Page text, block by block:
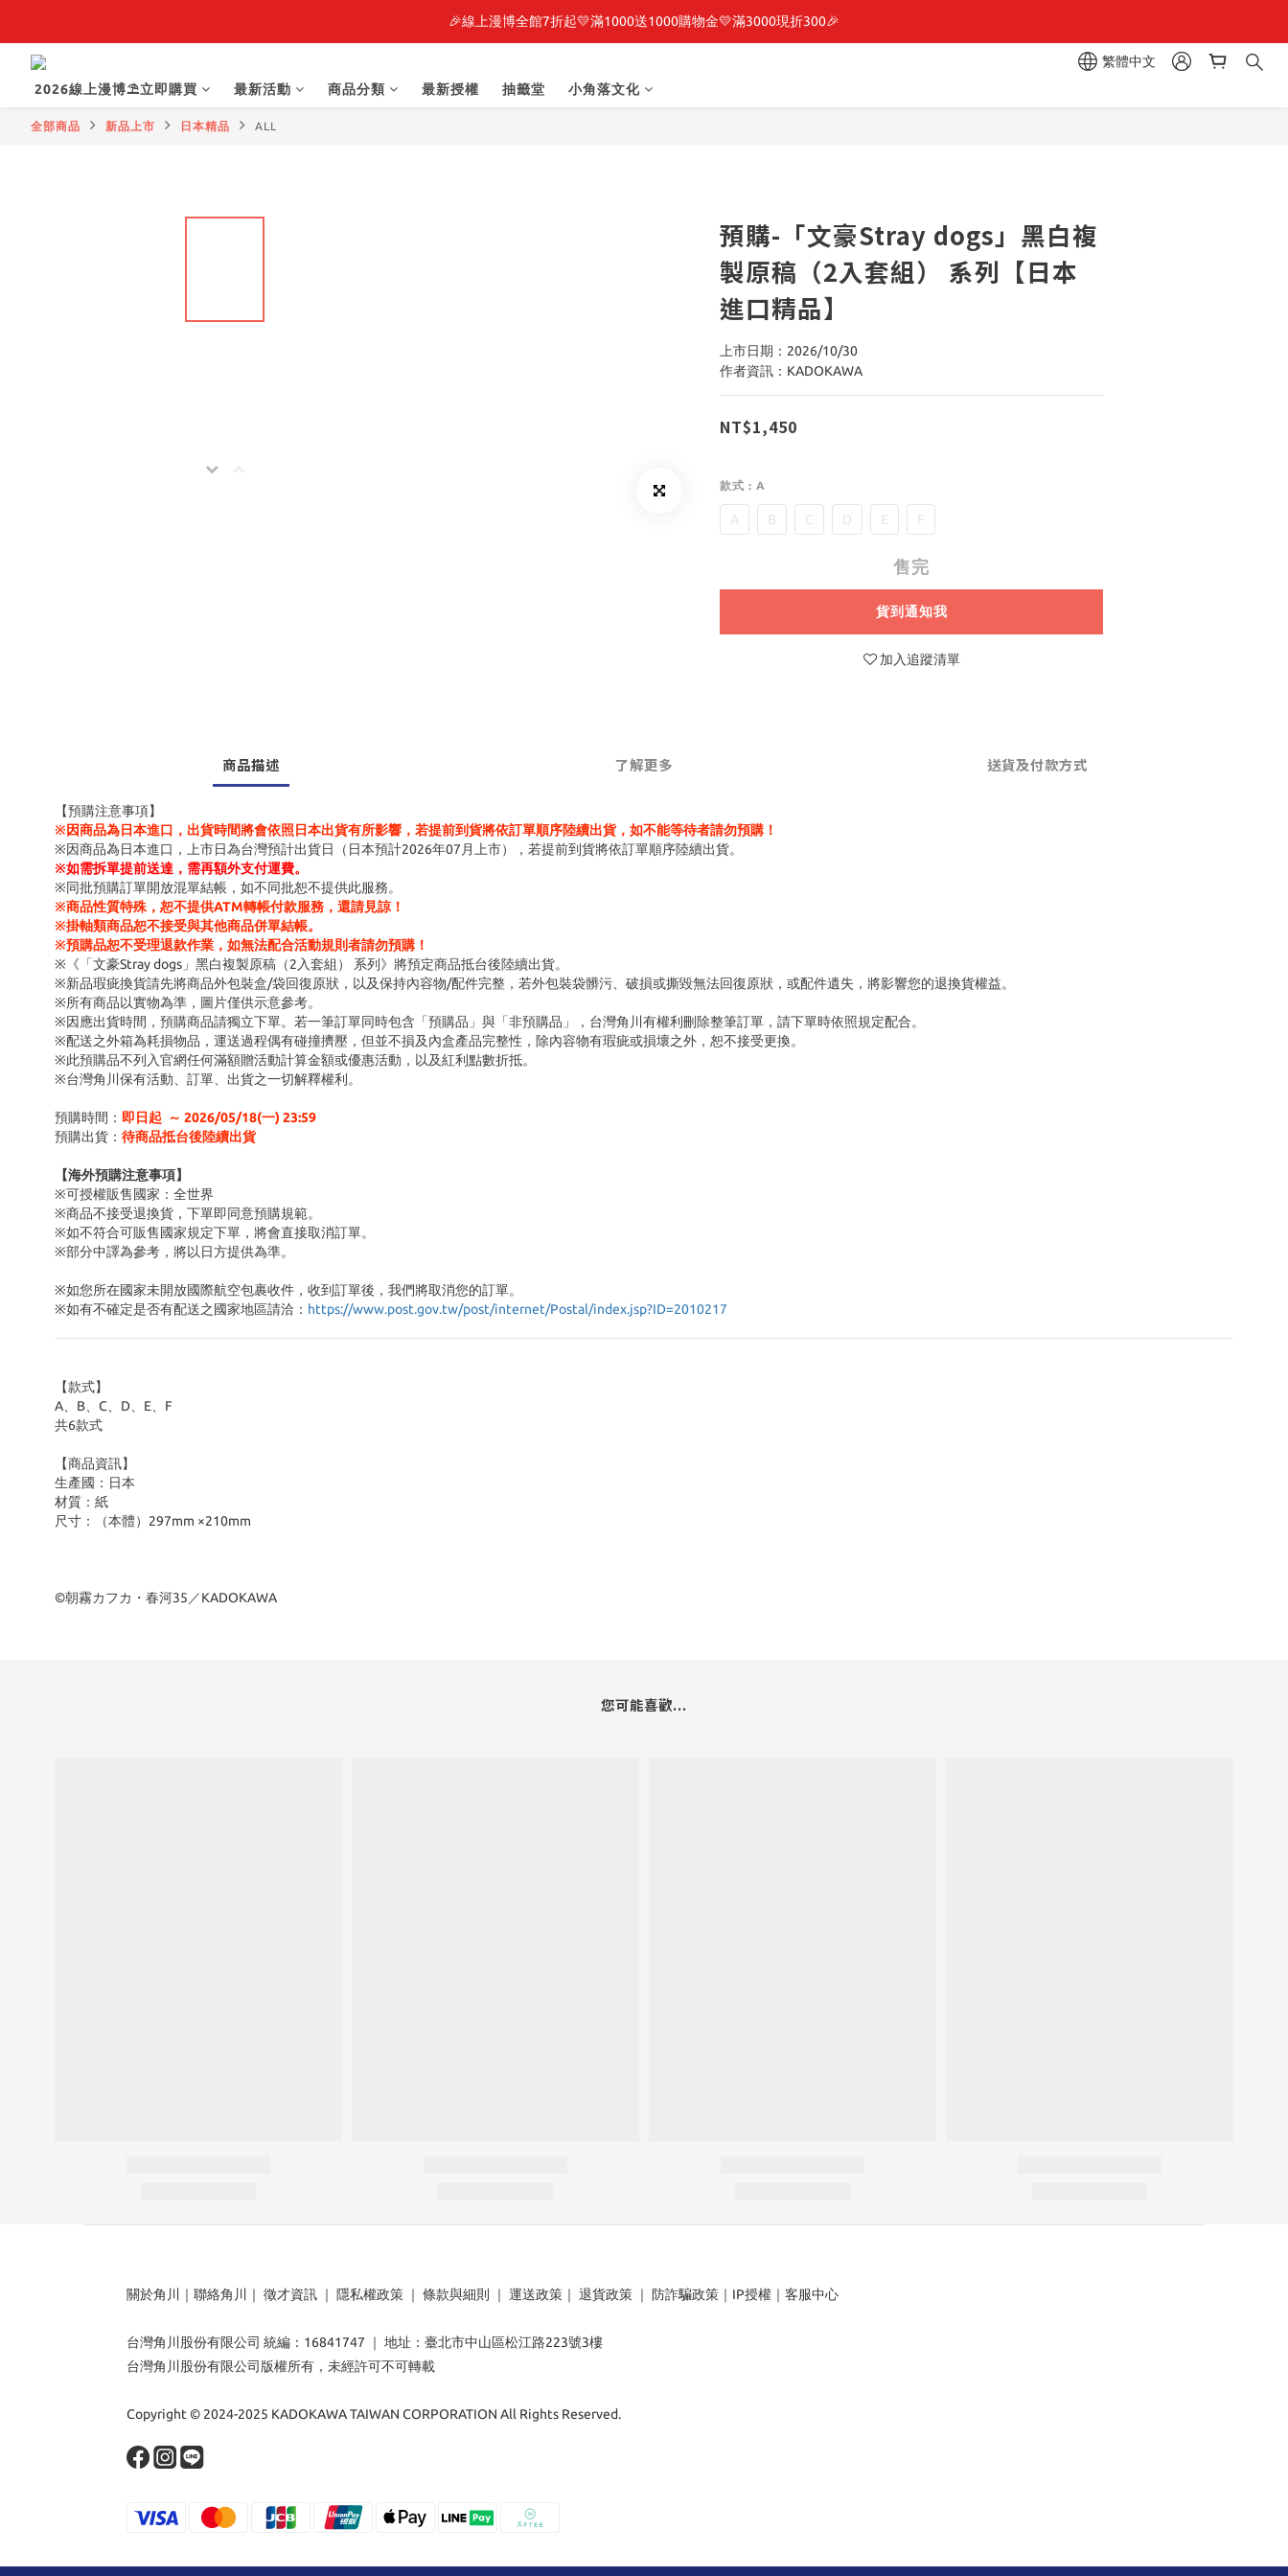
【轉生史萊姆】系列書展🌟系列小說 79 折，滿$389送「完節紀念明信片組」
🎉線上漫博全館7折起💛滿1000送1000購物金💛滿3000現折300🎉
繁體中文
2026線上漫博⛱️立即購買
最新活動 商品分類 最新授權 抽籤堂 小角落文化
全部商品 新品上市 日本精品 ALL
預購-「文豪Stray dogs」黑白複
製原稿（2入套組） 系列【日本
進口精品】
上市日期：2026/10/30
作者資訊：KADOKAWA
NT$1,450
款式 : A
A B C D
售完
貨到通知我
加入追蹤清單
商品描述 了解更多 送貨及付款方式
【預購注意事項】
※因商品為日本進口，出貨時間將會依照日本出貨有所影響，若提前到貨將依訂單順序陸續出貨，如不能等待者請勿預購！
※因商品為日本進口，上市日為台灣預計出貨日（日本預計2026年07月上市），若提前到貨將依訂單順序陸續出貨。
※如需拆單提前送達，需再額外支付運費。
※同批預購訂單開放混單結帳，如不同批恕不提供此服務。
※商品性質特殊，恕不提供ATM轉帳付款服務，還請見諒！
※掛軸類商品恕不接受與其他商品併單結帳。
※預購品恕不受理退款作業，如無法配合活動規則者請勿預購！
※《「文豪Stray dogs」黑白複製原稿（2入套組） 系列》將預定商品抵台後陸續出貨。
※新品瑕疵換貨請先將商品外包裝盒/袋回復原狀，以及保持內容物/配件完整，若外包裝袋髒污、破損或撕毀無法回復原狀，或配件遺失，將影響您的退換貨權益。
※所有商品以實物為準，圖片僅供示意參考。
※因應出貨時間，預購商品請獨立下單。若一筆訂單同時包含「預購品」與「非預購品」，台灣角川有權利刪除整筆訂單，請下單時依照規定配合。
※配送之外箱為耗損物品，運送過程偶有碰撞擠壓，但並不損及內盒產品完整性，除內容物有瑕疵或損壞之外，恕不接受更換。
※此預購品不列入官網任何滿額贈活動計算金額或優惠活動，以及紅利點數折抵。
※台灣角川保有活動、訂單、出貨之一切解釋權利。
預購時間： 即日起 ～ 2026/05/18(一) 23:59
預購出貨： 待商品抵台後陸續出貨
【海外預購注意事項】
※可授權販售國家：全世界
※商品不接受退換貨，下單即同意預購規範。
※如不符合可販售國家規定下單，將會直接取消訂單。
※部分中譯為參考，將以日方提供為準。
※如您所在國家未開放國際航空包裹收件，收到訂單後，我們將取消您的訂單。
※如有不確定是否有配送之國家地區請洽： https://www.post.gov.tw/post/internet/Postal/index.jsp?ID=2010217
【款式】
A、B、C、D、E、F
共6款式
【商品資訊】
生產國：日本
材質：紙
尺寸：（本體）297mm ×210mm
©朝霧カフカ・春河35／KADOKAWA
您可能喜歡...
關於角川 ｜ 聯絡角川 ｜ 徵才資訊 ｜ 隱私權政策 ｜ 條款與細則 ｜ 運送政策 ｜ 退貨政策 ｜ 防詐騙政策 ｜ IP授權 ｜ 客服中心
台灣角川股份有限公司 統編：16841747 ｜ 地址：臺北市中山區松江路223號3樓
台灣角川股份有限公司版權所有，未經許可不可轉載
Copyright © 2024-2025 KADOKAWA TAIWAN CORPORATION All Rights Reserved.